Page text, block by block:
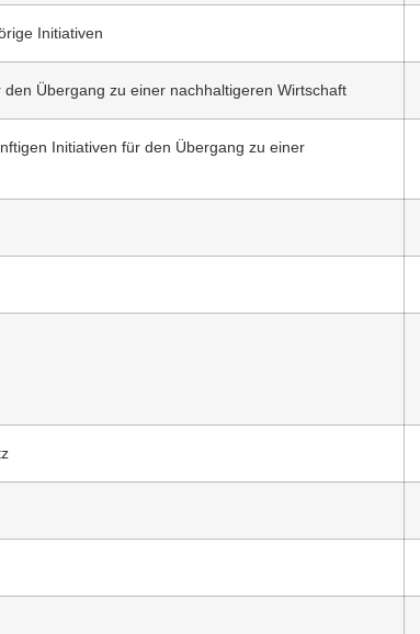
Initiativen
Übergang zu einer nachhaltigeren Wirtschaft
Initiativen für den Übergang zu einer